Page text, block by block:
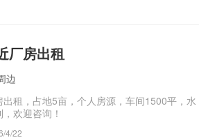
厂房出租
边
租，占地5亩，个人房源，车间1500平，水
欢迎咨询！
4/22